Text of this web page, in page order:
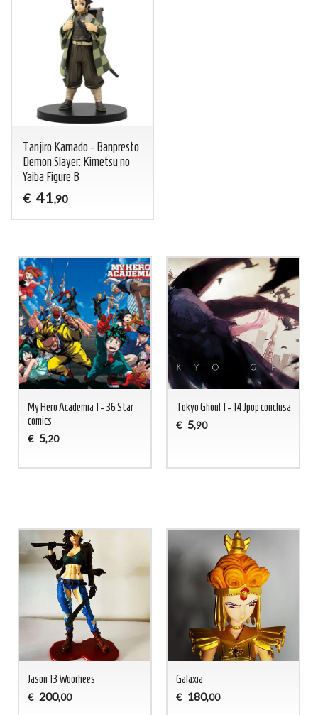
Tanjiro Kamado - Banpresto
Demon Slayer: Kimetsu no
Yaiba Figure B
€ 41,90
My Hero Academia 1 - 36 Star
comics
€ 5,20
Tokyo Ghoul 1 - 14 Jpop conclusa
€ 5,90
Jason 13 Woorhees
€ 200,00
Galaxia
€ 180,00